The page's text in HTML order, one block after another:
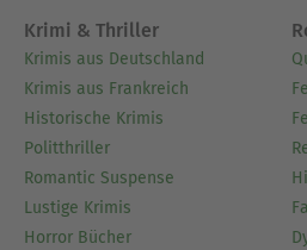
Krimi & Thriller
Krimis aus Deutschland
Krimis aus Frankreich
Historische Krimis
Politthriller
Romantic Suspense
Lustige Krimis
Horror Bücher